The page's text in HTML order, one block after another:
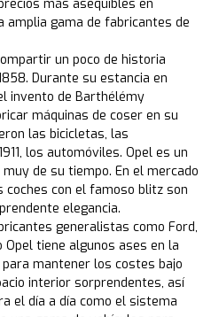
más asequibles en
amplia gama de fabricantes de
un poco de historia
Durante su estancia en
invento de Barthélémy
máquinas de coser en su
las bicicletas, las
los automóviles. Opel es un
de su tiempo. En el mercado
coches con el famoso blitz son
elegancia.
generalistas como Ford,
Opel tiene algunos ases en la
mantener los costes bajo
interior sorprendentes, así
el día a día como el sistema